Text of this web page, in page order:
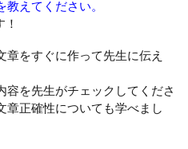
えてください。
章をすぐに作って先生に伝え
容を先生がチェックしてくださ
章正確性についても学べまし